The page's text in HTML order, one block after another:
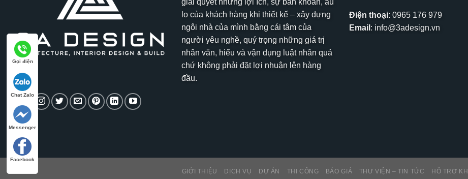
Gọi điện
Chat Zalo
Messenger
Facebook
giải quyết những lợi ích, sự băn khoăn, âu
lo của khách hàng khi thiết kế – xây dựng
ngôi nhà của mình bằng cái tâm của
người yêu nghề, quý trọng những giá trị
nhân văn, hiểu và vận dụng luật nhân quả
chứ không phải đặt lợi nhuận lên hàng
đầu.
Điện thoại: 0965 176 979
Email : info@3adesign.vn
GIỚI THIỆU DỊCH VỤ DỰ ÁN THI CÔNG BÁO GIÁ THƯ VIỆN – TIN TỨC HỖ TRỢ KH